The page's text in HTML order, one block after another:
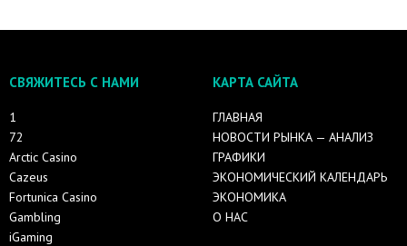
СВЯЖИТЕСЬ С НАМИ
1
72
Arctic Casino
Cazeus
Fortunica Casino
Gambling
iGaming
КАРТА САЙТА
ГЛАВНАЯ
НОВОСТИ РЫНКА — АНАЛИЗ
ГРАФИКИ
ЭКОНОМИЧЕСКИЙ КАЛЕНДАРЬ
ЭКОНОМИКА
О НАС